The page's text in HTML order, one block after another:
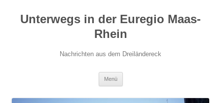
springen
Unterwegs in der Euregio Maas-
Rhein
Nachrichten aus dem Dreiländereck
Menü